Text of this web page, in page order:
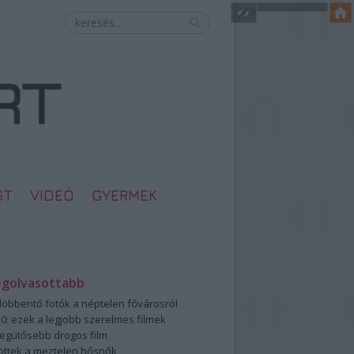
VIDEÓ GYERMEK
fotók a néptelen fővárosról
ezek a legjobb szerelmes filmek
drogos film
a meztelen hősnők